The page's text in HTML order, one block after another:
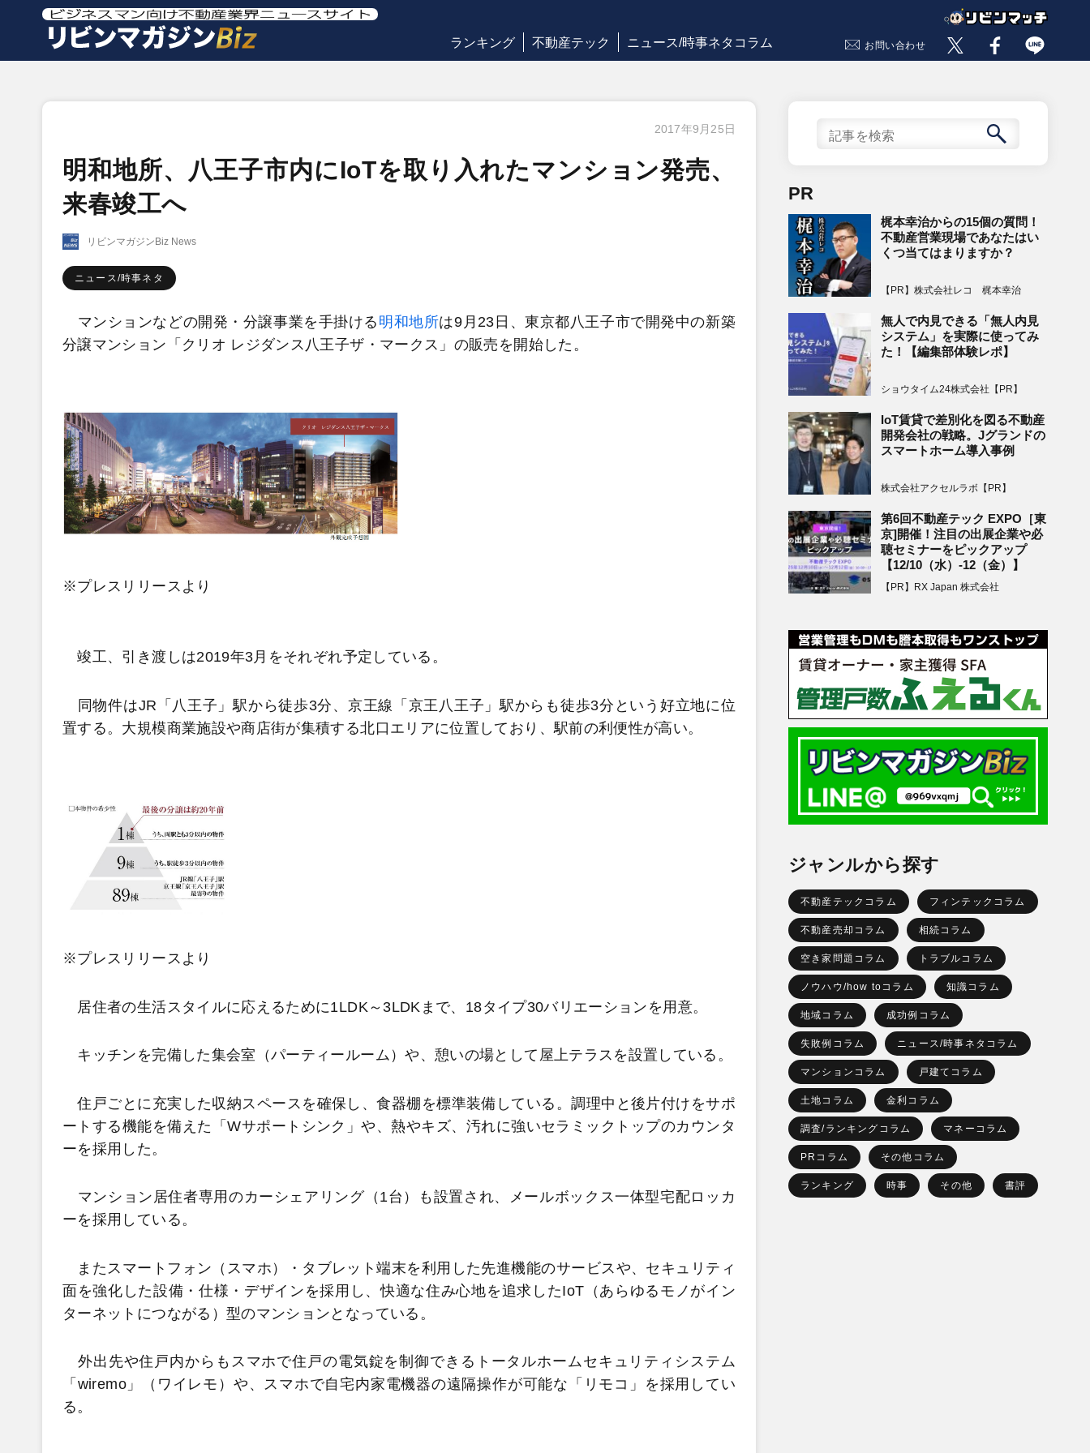
ランキング 不動産テック ニュース/時事ネタコラム お問い合わせ
2017年9月25日
明和地所、八王子市内にIoTを取り入れたマンション発売、
来春竣工へ
リビンマガジンBiz News
ニュース/時事ネタ
マンションなどの開発・分譲事業を手掛ける 明和地所は9月23日、東京都八王子市で開発中の新築
分譲マンション「クリオ レジダンス八王子ザ・マークス」の販売を開始した。
※プレスリリースより
竣工、引き渡しは2019年3月をそれぞれ予定している。
同物件はJR「八王子」駅から徒歩3分、京王線「京王八王子」駅からも徒歩3分という好立地に位
置する。大規模商業施設や商店街が集積する北口エリアに位置しており、駅前の利便性が高い。
※プレスリリースより
居住者の生活スタイルに応えるために1LDK～3LDKまで、18タイプ30バリエーションを用意。
キッチンを完備した集会室（パーティールーム）や、憩いの場として屋上テラスを設置している。
住戸ごとに充実した収納スペースを確保し、食器棚を標準装備している。調理中と後片付けをサポ
ートする機能を備えた「Wサポートシンク」や、熱やキズ、汚れに強いセラミックトップのカウンタ
ーを採用した。
マンション居住者専用のカーシェアリング（1台）も設置され、メールボックス一体型宅配ロッカ
ーを採用している。
またスマートフォン（スマホ）・タブレット端末を利用した先進機能のサービスや、セキュリティ
面を強化した設備・仕様・デザインを採用し、快適な住み心地を追求したIoT（あらゆるモノがイン
ターネットにつながる）型のマンションとなっている。
外出先や住戸内からもスマホで住戸の電気錠を制御できるトータルホームセキュリティシステム
「wiremo」（ワイレモ）や、スマホで自宅内家電機器の遠隔操作が可能な「リモコ」を採用してい
る。
PR
梶本幸治からの15個の質問！
不動産営業現場であなたはい
くつ当てはまりますか？
【PR】株式会社レコ 梶本幸治
無人で内見できる「無人内見
システム」を実際に使ってみ
た！【編集部体験レポ】
ショウタイム24株式会社【PR】
IoT賃貸で差別化を図る不動産
開発会社の戦略。Jグランドの
スマートホーム導入事例
株式会社アクセルラボ【PR】
第6回不動産テック EXPO［東
京]開催！注目の出展企業や必
聴セミナーをピックアップ
【12/10（水）-12（金）】
【PR】RX Japan 株式会社
ジャンルから探す
不動産テックコラム フィンテックコラム
不動産売却コラム 相続コラム
空き家問題コラム トラブルコラム
ノウハウ/how toコラム 知識コラム
地域コラム 成功例コラム
失敗例コラム ニュース/時事ネタコラム
マンションコラム 戸建てコラム
土地コラム 金利コラム
調査/ランキングコラム マネーコラム
PRコラム その他コラム
ランキング 時事 その他 書評